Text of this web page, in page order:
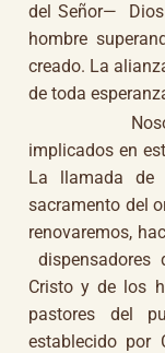
del Señor— Dios
hombre
creado. La
de toda
Nosotros,
implicados en
La llamada de
sacramento del
renovaremos,
Cristo y de los
pastores del
establecido por